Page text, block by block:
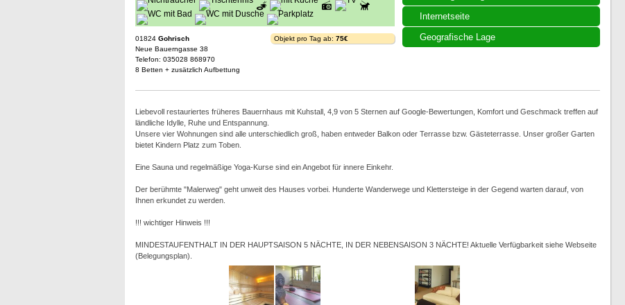
Internetseite
Geografische Lage
01824 Gohrisch
Neue Bauerngasse 38
Telefon: 035028 868970
8 Betten + zusätzlich Aufbettung
Objekt pro Tag ab: 75€
Liebevoll restauriertes früheres Bauernhaus mit Kuhstall, 4,9 von 5 Sternen auf Google-Bewertungen, Komfort und Geschmack treffen auf
ländliche Idylle, Ruhe und Entspannung.
Unsere vier Wohnungen sind alle unterschiedlich groß, haben entweder Balkon oder Terrasse bzw. Gästeterrasse. Unser großer Garten
bietet Kindern Platz zum Toben.
Eine Sauna und regelmäßige Yoga-Kurse sind ein Angebot für innere Einkehr.
Der berühmte "Malerweg" geht unweit des Hauses vorbei. Hunderte Wanderwege und Klettersteige in der Gegend warten darauf, von
Ihnen erkundet zu werden.
!!! wichtiger Hinweis !!!
MINDESTAUFENTHALT IN DER HAUPTSAISON 5 NÄCHTE, IN DER NEBENSAISON 3 NÄCHTE! Aktuelle Verfügbarkeit siehe Webseite
(Belegungsplan).